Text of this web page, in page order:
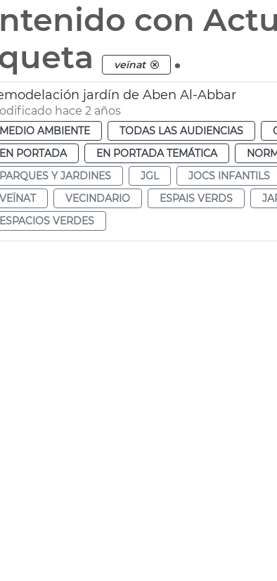
con
veïnat .
jardín de Aben Al-Abbar
hace 2 años
MEDIO AMBIENTE TODAS LAS AUDIENCIAS
EN PORTADA
EN PORTADA TEMÁTICA
PARQUES Y JARDINES
JGL JOCS INFANTILS
VEÏNAT
VECINDARIO ESPAIS VERDS
ESPACIOS VERDES